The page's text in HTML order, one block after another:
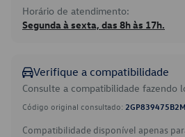
Horário de atendimento:
Segunda à sexta, das 8h às 17h.
Verifique a compatibilidade
Consulte a compatibilidade fazendo
Código original consultado:
Compatibilidade disponível apenas